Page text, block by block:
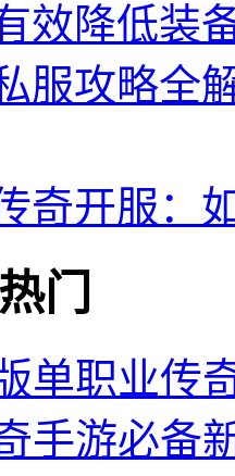
效降低装
服攻略全
奇开服：
门
版单职业
手游必备